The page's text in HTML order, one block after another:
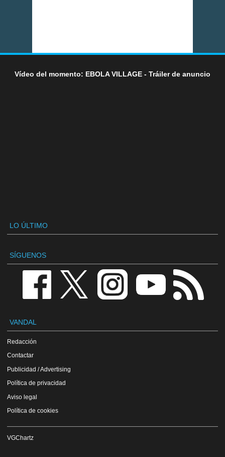
Vídeo del momento: EBOLA VILLAGE - Tráiler de anuncio
LO ÚLTIMO
SÍGUENOS
VANDAL
Redacción
Contactar
Publicidad / Advertising
Política de privacidad
Aviso legal
Política de cookies
VGChartz